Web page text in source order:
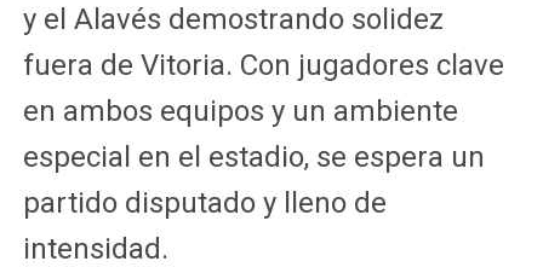
y el Alavés demostrando solidez
fuera de Vitoria. Con jugadores clave
en ambos equipos y un ambiente
especial en el estadio, se espera un
partido disputado y lleno de
intensidad.